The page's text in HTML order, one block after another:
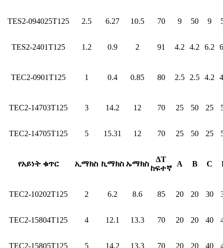
TES2-094025T125 2.5 6.27 10.5 70 9 50 9
TES2-2401T125 1.2 0.9 2 91 4.2 4.2 6.2
TEC2-0901T125 1 0.4 0.85 80 2.5 2.5 4.2
TEC2-14703T125 3 14.2 12 70 25 50 25
TEC2-14705T125 5 15.31 12 70 25 50 25
የአይነት ቁጥር ኢማክስ ኪማክስ ኡማክስ
ΔT
ከፍተኛ
A B C
TEC2-10202T125 2 6.2 8.6 85 20 20 30
TEC2-15804T125 4 12.1 13.3 70 20 20 40
TEC2-15805T125 5 14.2 13.3 70 20 20 40